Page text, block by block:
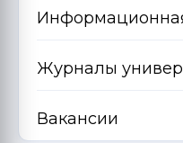
Журналы
Вакансии